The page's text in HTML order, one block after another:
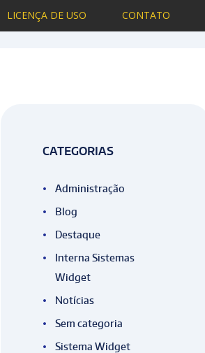
LICENÇA DE USO CONTATO
Como gerenciar uma empresa com eficiência
CATEGORIAS
Administração
Blog
Destaque
Interna Sistemas
Widget
Notícias
Sem categoria
Sistema Widget